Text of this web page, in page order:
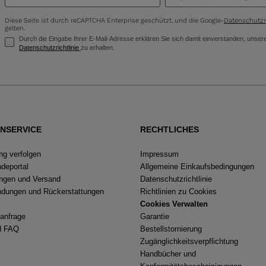
United
States.
Diese Seite ist durch reCAPTCHA Enterprise geschützt, und die Google-
gelten.
Durch die Eingabe Ihrer E-Mail-Adresse erklären Sie sich damit einverstanden,
Datenschutzrichtlinie zu erhalten.
verfolgen
und Versand
und Rückerstattungen
FAQ
RECHTLICHES
Impressum
Allgemeine Einkaufsbedingungen
Datenschutzrichtlinie
Richtlinien zu Cookies
Cookies Verwalten
Garantie
Bestellstornierung
Zugänglichkeitsverpflichtung
Handbücher und